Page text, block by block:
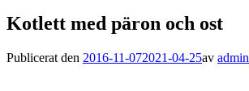
Kotlett med päron och ost
Publicerat den 2016-11-072021-04-25av admin